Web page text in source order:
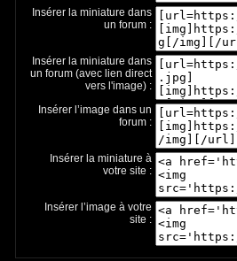
Insérer la miniature dans
un forum :
Insérer la miniature dans
un forum (avec lien direct
vers l'image) :
Insérer l’image dans un
forum :
Insérer la miniature à
votre site :
Insérer l’image à votre
site :